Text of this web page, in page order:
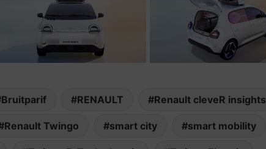
Bruitparif RENAULT Renault cleveR insights
Renault Twingo smart city smart mobility